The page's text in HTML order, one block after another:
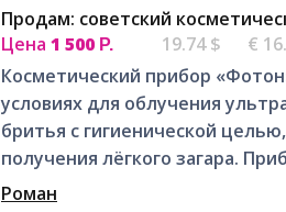
Продам: советский
Цена 1 500 Р. 19.74 $
€
Косметический прибор
условиях для облучения
бритья с гигиенической
получения лёгкого загара.
Роман